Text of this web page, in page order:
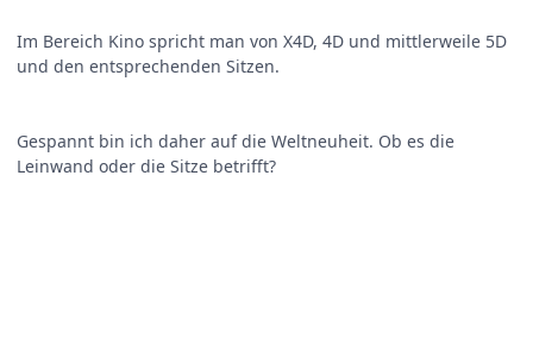
Im Bereich Kino spricht man von X4D, 4D und mittlerweile 5D
und den entsprechenden Sitzen.
Gespannt bin ich daher auf die Weltneuheit. Ob es die
Leinwand oder die Sitze betrifft?